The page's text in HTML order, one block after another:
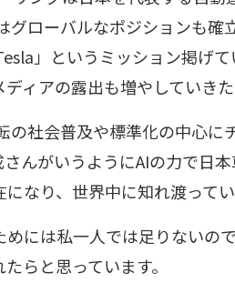
グローバルなポジションも確
」というミッション掲げ
ィアの露出も増やしていき
の社会普及や標準化の中心に
んがいうようにAIの力で日
なり、世界中に知れ渡って
には私一人では足りないの
らと思っています。